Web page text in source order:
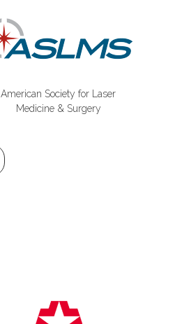
American Society for Laser
Medicine & Surgery